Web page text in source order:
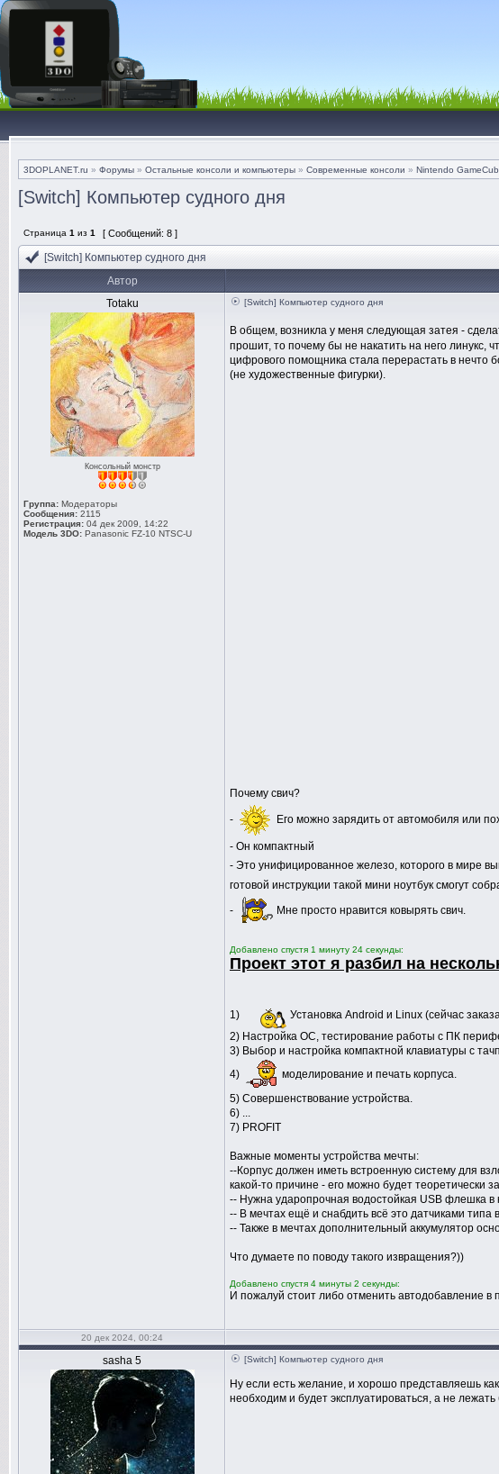
3DOPLANET.ru » Форумы » Остальные консоли и компьютеры » Современные консоли » Nintendo
[Switch] Компьютер судного дня
Страница 1 из 1 [ Сообщений: 8 ]
[Switch] Компьютер судного дня
Автор
Totaku
Консольный монстр
Группа: Модераторы
Сообщения: 2115
Регистрация: 04 дек 2009, 14:22
Модель 3DO: Panasonic FZ-10 NTSC-U
[Switch] Компьютер судного дня
В общем, возникла у меня следующая затея -
прошит, то почему бы не накатить на него линукс,
цифрового помощника стала перерастать в нечто
(не художественные фигурки).
Почему свич?
- Его можно зарядить от автомобиля или
- Он компактный
- Это унифицированное железо, которого в мире
готовой инструкции такой мини ноутбук смогут
- Мне просто нравится ковырять свич.
Добавлено спустя 1 минуту 24 секунды:
Проект этот я разбил на
1)
Установка Android и Linux (сейчас
2) Настройка ОС, тестирование работы с ПК
3) Выбор и настройка компактной клавиатуры с
4)
моделирование и печать корпуса.
5) Совершенствование устройства.
6) ...
7) PROFIT
Важные моменты устройства мечты:
--Корпус должен иметь встроенную систему для
какой-то причине - его можно будет теоретически
-- Нужна ударопрочная водостойкая USB флешка
-- В мечтах ещё и снабдить всё это датчиками
-- Также в мечтах дополнительный аккумулятор
Что думаете по поводу такого извращения?))
Добавлено спустя 4 минуты 2 секунды:
И пожалуй стоит либо отменить автодобавление
20 дек 2024, 00:24
sasha 5 [Switch] Компьютер судного дня
Ну если есть желание, и хорошо представляешь
необходим и будет эксплуатироваться, а не лежать